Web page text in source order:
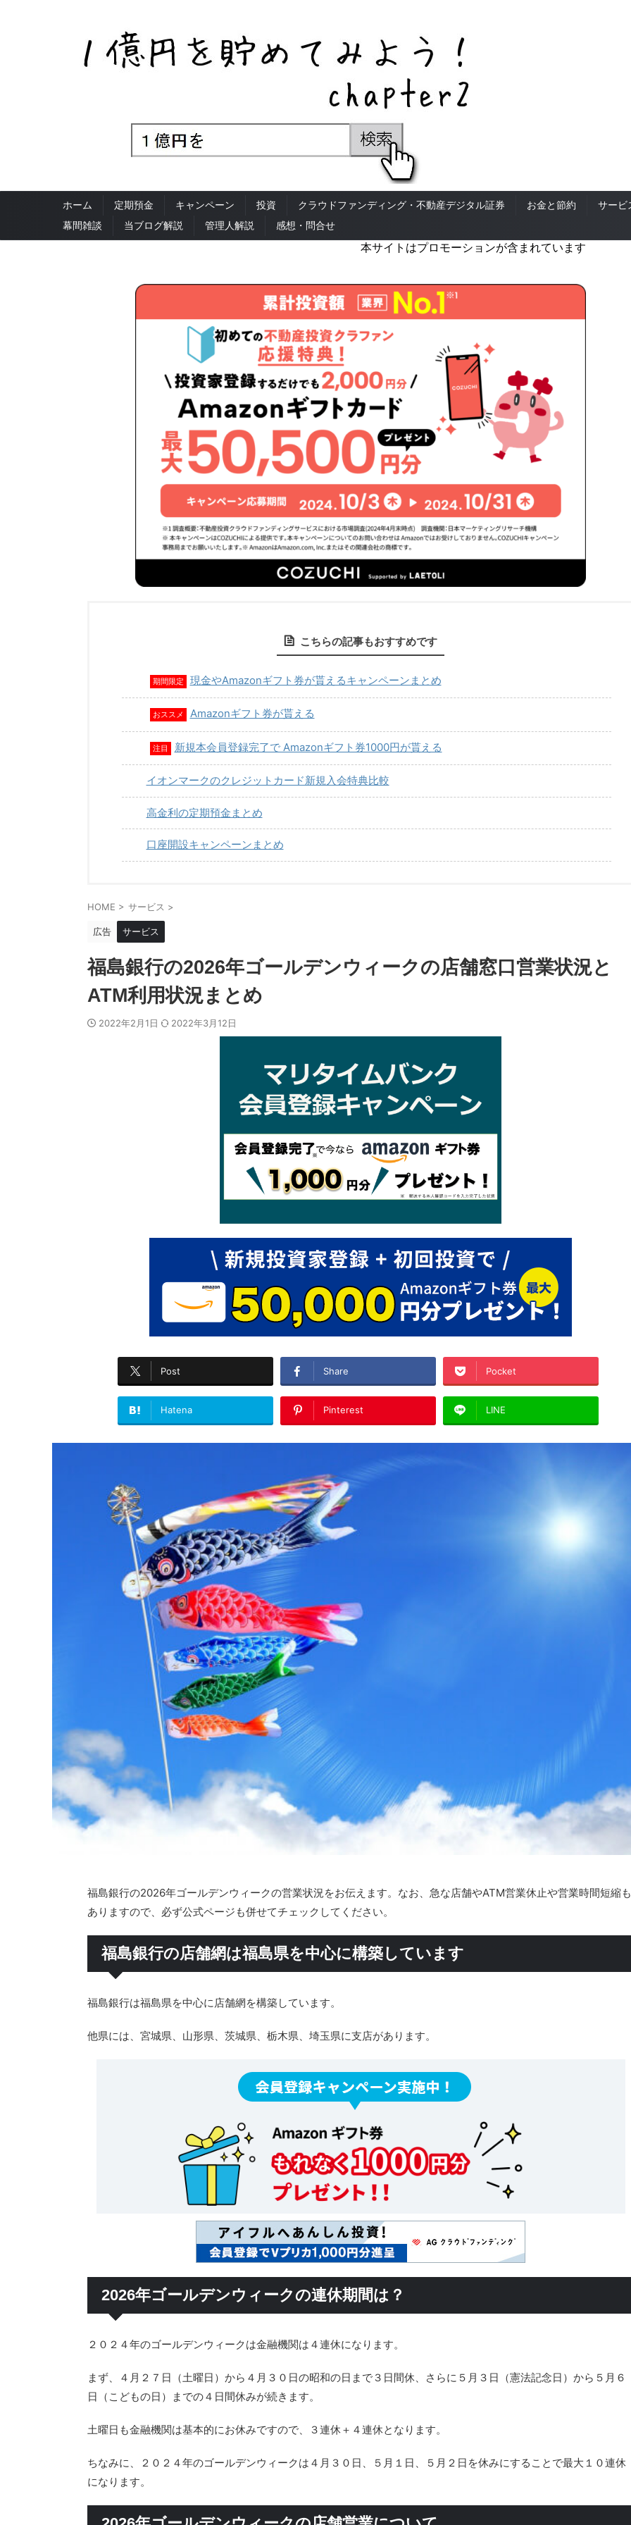
ホーム 定期預金 キャンペーン 投資 クラウドファンディング・不動産デジタル証券 お金と節約
サービ
幕間雑談
当ブログ解説 管理人解説 感想・問合せ
本サイトはプロモーションが含まれています
こちらの記事もおすすめです
期間限定 現金やAmazonギフト券が貰えるキャンペーンまとめ
おススメ Amazonギフト券が貰える
注目 新規本会員登録完了で Amazonギフト券1000円が貰える
イオンマークのクレジットカード新規入会特典比較
高金利の定期預金まとめ
口座開設キャンペーンまとめ
HOME > サービス >
広告 サービス
福島銀行の2026年ゴールデンウィークの店舗窓口営業状況と
ATM利用状況まとめ
2022年2月1日 2022年3月12日
Post Share Pocket
Hatena Pinterest LINE
福島銀行の2026年ゴールデンウィークの営業状況をお伝えます。なお、急な店舗やATM営業休止や営業時間短縮も
ありますので、必ず公式ページも併せてチェックしてください。
福島銀行の店舗網は福島県を中心に構築しています
福島銀行は福島県を中心に店舗網を構築しています。
他県には、宮城県、山形県、茨城県、栃木県、埼玉県に支店があります。
2026年ゴールデンウィークの連休期間は？
２０２４年のゴールデンウィークは金融機関は４連休になります。
まず、４月２７日（土曜日）から４月３０日の昭和の日まで３日間休、さらに５月３日（憲法記念日）から５月６
日（こどもの日）までの４日間休みが続きます。
土曜日も金融機関は基本的にお休みですので、３連休＋４連休となります。
ちなみに、２０２４年のゴールデンウィークは４月３０日、５月１日、５月２日を休みにすることで最大１０連休
になります。